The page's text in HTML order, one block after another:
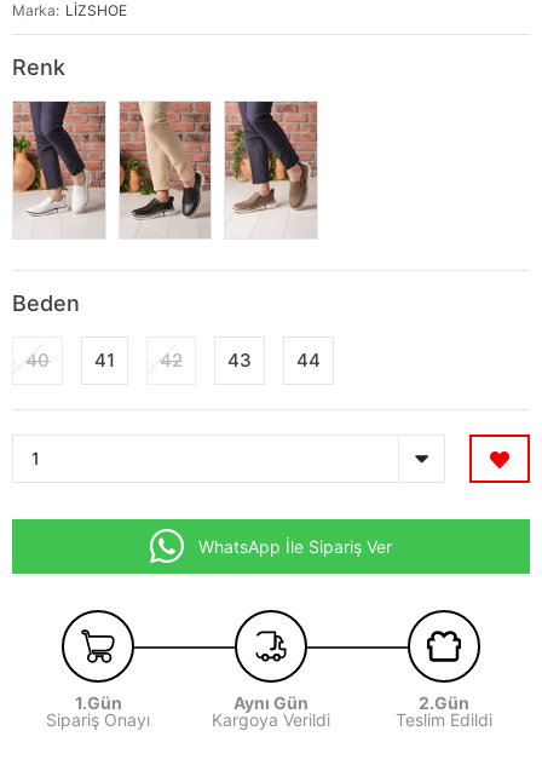
Marka
LİZSHOE
Renk
Beden
40 41 42 43 44
WhatsApp İle Sipariş Ver
1.Gün
Sipariş Onayı
Aynı Gün
Kargoya Verildi
2.Gün
Teslim Edildi